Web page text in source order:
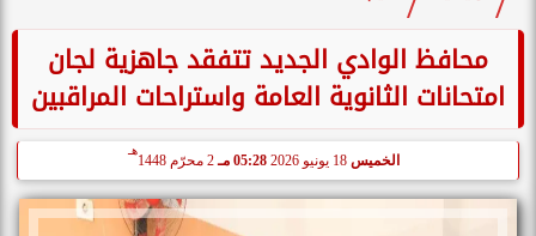
محافظ الوادي الجديد تتفقد جاهزية لجان
امتحانات الثانوية العامة واستراحات المراقبين
الخميس 18 يونيو 2026 05:28 مـ 2 محرّم 1448
هـ